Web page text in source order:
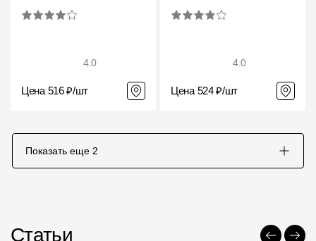
4.0
Цена 516 ₽/шт
4.0
Цена 524 ₽/шт
Показать еще 2
Статьи